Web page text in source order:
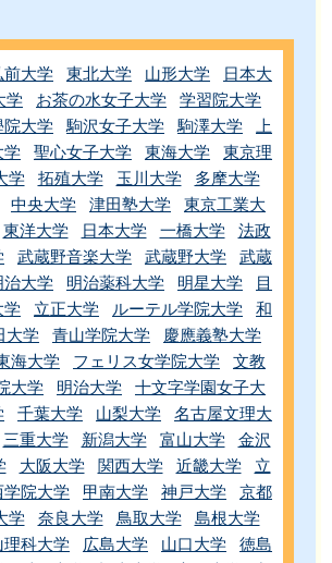
前大学 東北大学 山形大学
日本大
学 お茶の水女子大学
学習院大学
院大学 駒沢女子大学 駒澤大学
上
学 聖心女子大学 東海大学
東京理
学 拓殖大学 玉川大学
多摩大学
中央大学 津田塾大学
東京工業大
東洋大学 日本大学 一橋大学
法政
武蔵野音楽大学 武蔵野大学
武蔵
治大学 明治薬科大学 明星大学
目
学 立正大学 ルーテル学院大学
和
大学 青山学院大学
慶應義塾大学
海大学 フェリス女学院大学
文教
大学 明治大学
十文字学園女子大
千葉大学 山梨大学
名古屋文理大
三重大学 新潟大学 富山大学
金沢
大阪大学 関西大学 近畿大学
立
学院大学 甲南大学 神戸大学
京都
学 奈良大学 鳥取大学
島根大学
理科大学 広島大学 山口大学
徳島